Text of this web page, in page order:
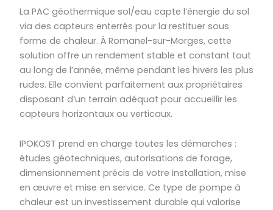
La PAC géothermique sol/eau capte l’énergie du sol
via des capteurs enterrés pour la restituer sous
forme de chaleur. À Romanel-sur-Morges, cette
solution offre un rendement stable et constant tout
au long de l’année, même pendant les hivers les plus
rudes. Elle convient parfaitement aux propriétaires
disposant d’un terrain adéquat pour accueillir les
capteurs horizontaux ou verticaux.
IPOKOST prend en charge toutes les démarches :
études géotechniques, autorisations de forage,
dimensionnement précis de votre installation, mise
en œuvre et mise en service. Ce type de pompe à
chaleur est un investissement durable qui valorise